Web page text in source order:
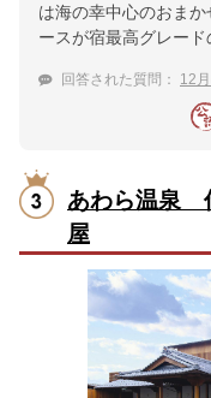
は海の幸中心のおま
ースが宿最高グレード
回答された質問： 12月の
あわら温泉
屋